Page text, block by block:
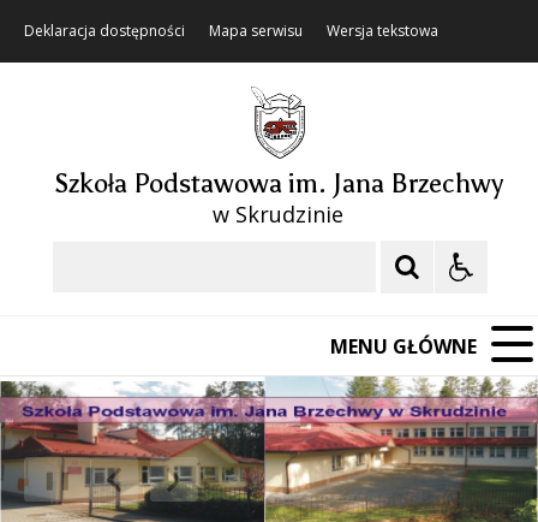
Deklaracja dostępności Mapa serwisu Wersja tekstowa
Szkoła Podstawowa im. Jana Brzechwy
w Skrudzinie
MENU GŁÓWNE
Poprzedni Element
Następny Element
❚❚